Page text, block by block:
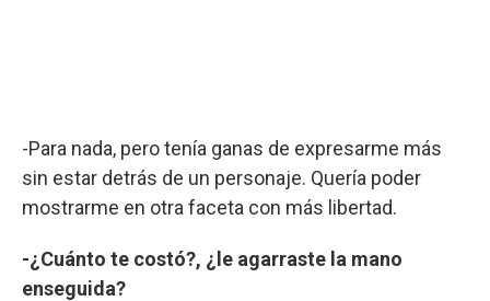
-Para nada, pero tenía ganas de expresarme más
sin estar detrás de un personaje. Quería poder
mostrarme en otra faceta con más libertad.
-¿Cuánto te costó?, ¿le agarraste la mano
enseguida?